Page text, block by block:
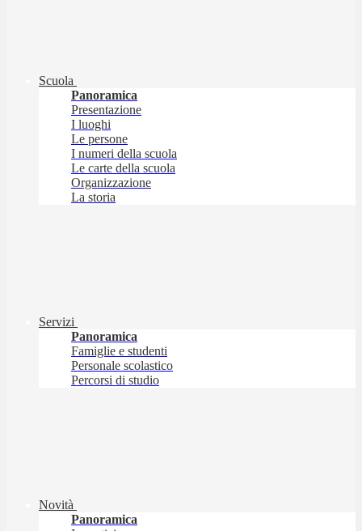
Scuola
Panoramica
Presentazione
I luoghi
Le persone
I numeri della scuola
Le carte della scuola
Organizzazione
La storia
Servizi
Panoramica
Famiglie e studenti
Personale scolastico
Percorsi di studio
Novità
Panoramica